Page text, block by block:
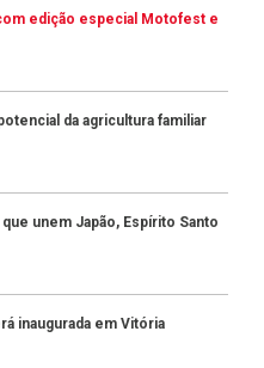
edição especial Motofest e
da agricultura familiar
unem Japão, Espírito Santo
inaugurada em Vitória